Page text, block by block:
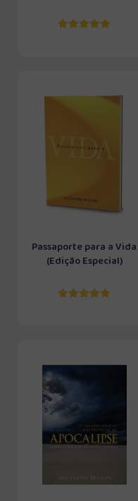
Passaporte para a Vida
(Edição Especial)